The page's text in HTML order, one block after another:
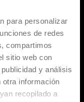
para personalizar
de redes
compartimos
sitio web con
y análisis
otra información
recopilado a
de producto
Limitada. Su
revistas y
como Zeit
24 Ore,
Domus y